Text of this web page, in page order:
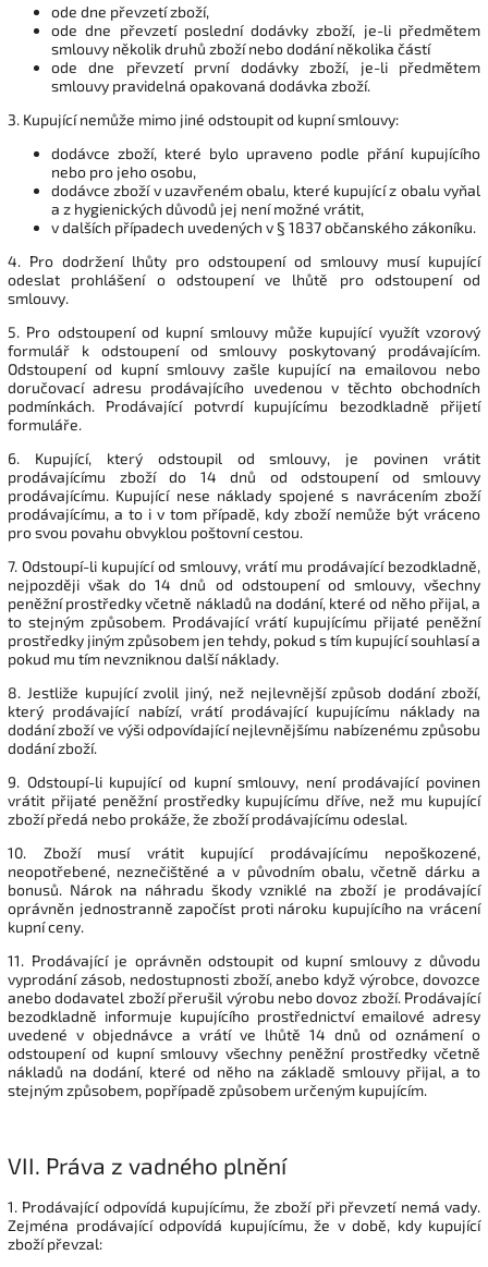
ode dne převzetí zboží,
ode dne převzetí poslední dodávky zboží, je-li předmětem
smlouvy několik druhů zboží nebo dodání několika částí
ode dne převzetí první dodávky zboží, je-li předmětem
smlouvy pravidelná opakovaná dodávka zboží.
3. Kupující nemůže mimo jiné odstoupit od kupní smlouvy:
dodávce zboží, které bylo upraveno podle přání kupujícího
nebo pro jeho osobu,
dodávce zboží v uzavřeném obalu, které kupující z obalu vyňal
a z hygienických důvodů jej není možné vrátit,
v dalších případech uvedených v § 1837 občanského zákoníku.
4. Pro dodržení lhůty pro odstoupení od smlouvy musí kupující
odeslat prohlášení o odstoupení ve lhůtě pro odstoupení od
smlouvy.
5. Pro odstoupení od kupní smlouvy může kupující využít vzorový
formulář k odstoupení od smlouvy poskytovaný prodávajícím.
Odstoupení od kupní smlouvy zašle kupující na emailovou nebo
doručovací adresu prodávajícího uvedenou v těchto obchodních
podmínkách. Prodávající potvrdí kupujícímu bezodkladně přijetí
formuláře.
6. Kupující, který odstoupil od smlouvy, je povinen vrátit
prodávajícímu zboží do 14 dnů od odstoupení od smlouvy
prodávajícímu. Kupující nese náklady spojené s navrácením zboží
prodávajícímu, a to i v tom případě, kdy zboží nemůže být vráceno
pro svou povahu obvyklou poštovní cestou.
7. Odstoupí-li kupující od smlouvy, vrátí mu prodávající bezodkladně,
nejpozději však do 14 dnů od odstoupení od smlouvy, všechny
peněžní prostředky včetně nákladů na dodání, které od něho přijal, a
to stejným způsobem. Prodávající vrátí kupujícímu přijaté peněžní
prostředky jiným způsobem jen tehdy, pokud s tím kupující souhlasí a
pokud mu tím nevzniknou další náklady.
8. Jestliže kupující zvolil jiný, než nejlevnější způsob dodání zboží,
který prodávající nabízí, vrátí prodávající kupujícímu náklady na
dodání zboží ve výši odpovídající nejlevnějšímu nabízenému způsobu
dodání zboží.
9. Odstoupí-li kupující od kupní smlouvy, není prodávající povinen
vrátit přijaté peněžní prostředky kupujícímu dříve, než mu kupující
zboží předá nebo prokáže, že zboží prodávajícímu odeslal.
10. Zboží musí vrátit kupující prodávajícímu nepoškozené,
neopotřebené, neznečištěné a v původním obalu, včetně dárku a
bonusů. Nárok na náhradu škody vzniklé na zboží je prodávající
oprávněn jednostranně započíst proti nároku kupujícího na vrácení
kupní ceny.
11. Prodávající je oprávněn odstoupit od kupní smlouvy z důvodu
vyprodání zásob, nedostupnosti zboží, anebo když výrobce, dovozce
anebo dodavatel zboží přerušil výrobu nebo dovoz zboží. Prodávající
bezodkladně informuje kupujícího prostřednictví emailové adresy
uvedené v objednávce a vrátí ve lhůtě 14 dnů od oznámení o
odstoupení od kupní smlouvy všechny peněžní prostředky včetně
nákladů na dodání, které od něho na základě smlouvy přijal, a to
stejným způsobem, popřípadě způsobem určeným kupujícím.
VII. Práva z vadného plnění
1. Prodávající odpovídá kupujícímu, že zboží při převzetí nemá vady.
Zejména prodávající odpovídá kupujícímu, že v době, kdy kupující
zboží převzal: